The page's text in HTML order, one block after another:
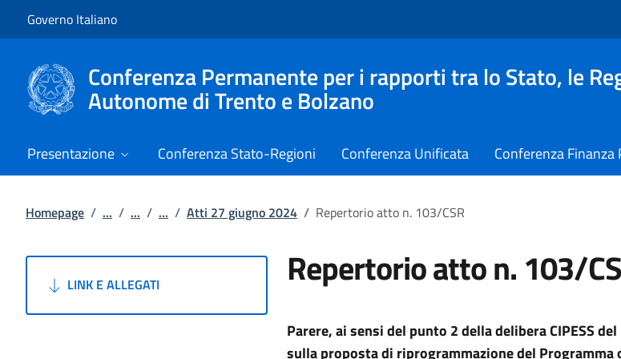
Governo Italiano
Conferenza Permanente per i rapporti tra lo Stato, le
Autonome di Trento e Bolzano
Presentazione Conferenza Stato-Regioni Conferenza Unificata Conferenza Finanza
Homepage / ... / ... / ... / Atti 27 giugno 2024 / Repertorio atto n. 103/CSR
LINK E ALLEGATI Repertorio atto n. 103/
Parere, ai sensi del punto 2 della delibera CIPESS
sulla proposta di riprogrammazione del